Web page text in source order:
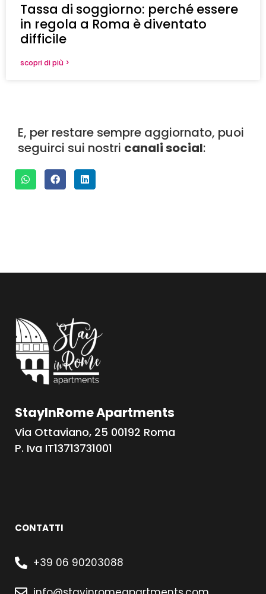
Tassa di soggiorno: perché essere
in regola a Roma è diventato
difficile
scopri di più >
E, per restare sempre aggiornato, puoi
seguirci sui nostri canali social:
StayInRome Apartments
Via Ottaviano, 25 00192 Roma
P. Iva IT13713731001
CONTATTI
+39 06 90203088